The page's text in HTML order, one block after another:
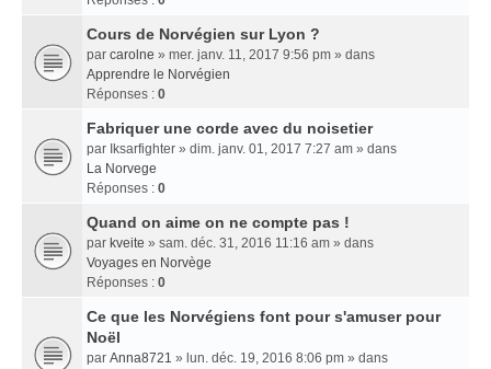
Cours de Norvégien sur Lyon ?
par carolne » mer. janv. 11, 2017 9:56 pm » dans
Apprendre le Norvégien
Réponses : 0
Fabriquer une corde avec du noisetier
par Iksarfighter » dim. janv. 01, 2017 7:27 am » dans
La Norvege
Réponses : 0
Quand on aime on ne compte pas !
par kveite » sam. déc. 31, 2016 11:16 am » dans
Voyages en Norvège
Réponses : 0
Ce que les Norvégiens font pour s'amuser pour
Noël
par Anna8721 » lun. déc. 19, 2016 8:06 pm » dans